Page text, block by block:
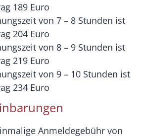
189 Euro
von 7 – 8 Stunden ist
204 Euro
von 8 – 9 Stunden ist
219 Euro
von 9 – 10 Stunden ist
234 Euro
Anmeldegebühr von